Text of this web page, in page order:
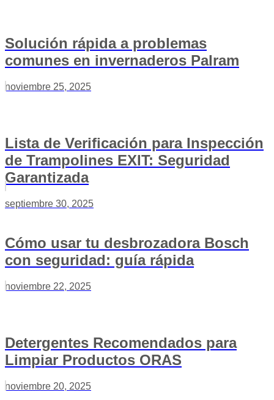
Solución rápida a problemas
comunes en invernaderos Palram
noviembre 25, 2025
Lista de Verificación para Inspección
de Trampolines EXIT: Seguridad
Garantizada
septiembre 30, 2025
Cómo usar tu desbrozadora Bosch
con seguridad: guía rápida
noviembre 22, 2025
Detergentes Recomendados para
Limpiar Productos ORAS
noviembre 20, 2025